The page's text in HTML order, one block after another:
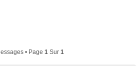
• Page 1 Sur 1